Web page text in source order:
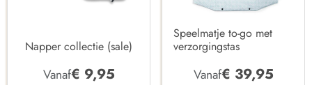
Napper collectie (sale)
Vanaf€ 9,95
Speelmatje to-go met
verzorgingstas
Vanaf€ 39,95